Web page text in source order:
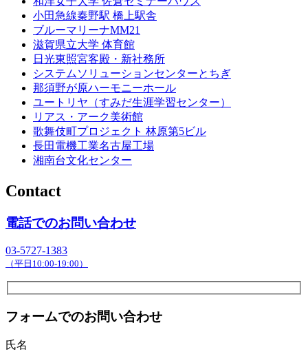
小田急線秦野駅 橋上駅舎
ブルーマリーナMM21
滋賀県立大学 体育館
日光東照宮客殿・新社務所
システムソリューションセンターとちぎ
那須野が原ハーモニーホール
ユートリヤ（すみだ生涯学習センター）
リアス・アーク美術館
歌舞伎町プロジェクト 林原第5ビル
長田電機工業名古屋工場
湘南台文化センター
Contact
電話でのお問い合わせ
03-5727-1383
（平日10:00-19:00）
フォームでのお問い合わせ
氏名